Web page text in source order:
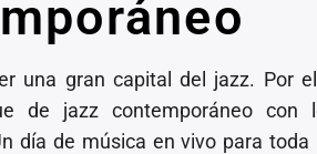
una gran capital del jazz. Por
de jazz contemporáneo
día de música en vivo para